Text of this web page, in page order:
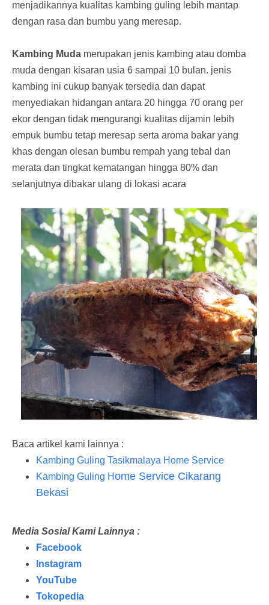
menjadikannya kualitas kambing guling lebih mantap
dengan rasa dan bumbu yang meresap.
Kambing Muda merupakan jenis kambing atau domba
muda dengan kisaran usia 6 sampai 10 bulan. jenis
kambing ini cukup banyak tersedia dan dapat
menyediakan hidangan antara 20 hingga 70 orang per
ekor dengan tidak mengurangi kualitas dijamin lebih
empuk bumbu tetap meresap serta aroma bakar yang
khas dengan olesan bumbu rempah yang tebal dan
merata dan tingkat kematangan hingga 80% dan
selanjutnya dibakar ulang di lokasi acara
Baca artikel kami lainnya :
Kambing Guling Tasikmalaya Home Service
Kambing Guling Home Service Cikarang
Bekasi
Media Sosial Kami Lainnya :
Facebook
Instagram
YouTube
Tokopedia